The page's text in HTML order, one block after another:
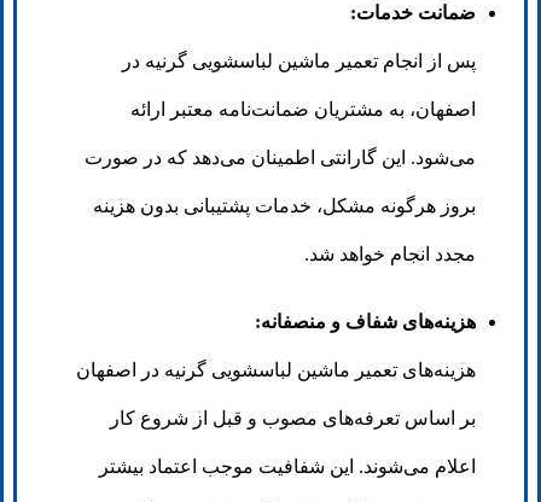
ضمانت خدمات:
پس از انجام تعمیر ماشین لباسشویی گرنیه در
اصفهان، به مشتریان ضمانت‌نامه معتبر ارائه
می‌شود. این گارانتی اطمینان می‌دهد که در صورت
بروز هرگونه مشکل، خدمات پشتیبانی بدون هزینه
مجدد انجام خواهد شد.
هزینه‌های شفاف و منصفانه:
هزینه‌های تعمیر ماشین لباسشویی گرنیه در اصفهان
بر اساس تعرفه‌های مصوب و قبل از شروع کار
اعلام می‌شوند. این شفافیت موجب اعتماد بیشتر